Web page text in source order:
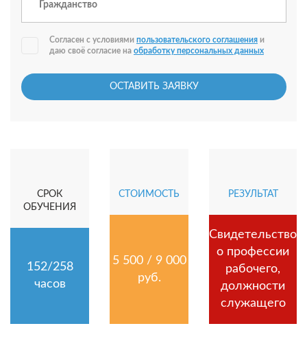
Согласен с условиями пользовательского соглашения и
даю своё согласие на обработку персональных данных
ОСТАВИТЬ ЗАЯВКУ
СРОК
ОБУЧЕНИЯ
152/258
часов
СТОИМОСТЬ
5 500 / 9 000
руб.
РЕЗУЛЬТАТ
Свидетельство
о профессии
рабочего,
должности
служащего